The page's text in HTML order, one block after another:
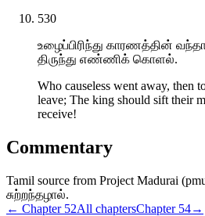
530
உழைப்பிரிந்து காரணத்தின்
திருந்து எண்ணிக் கொளல்.
Who causeless went away, then
leave; The king should sift their
receive!
Commentary
Tamil source from Project Madurai
சுற்றந்தழால்.
← Chapter 52All chaptersChapter 54→